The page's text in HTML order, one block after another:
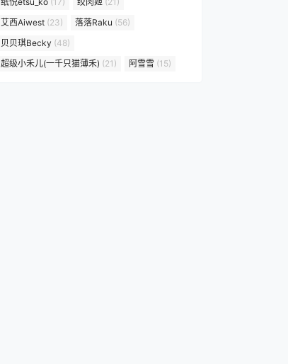
艾西Aiwest (23) 落落Raku (56)
贝贝琪Becky (48)
超级小禾儿(一千只猫薄禾) (21) 阿雪雪 (15)